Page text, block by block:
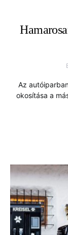
Az
okosítása a